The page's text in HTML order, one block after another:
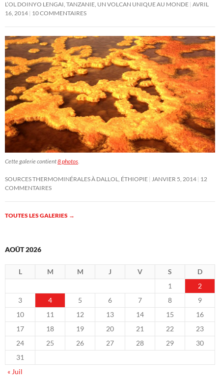
L’OL DOINYO LENGAI, TANZANIE, UN VOLCAN UNIQUE AU MONDE AVRIL
16, 2014 10 COMMENTAIRES
Cette galerie contient8 photos.
SOURCES THERMOMINÉRALES À DALLOL, ÉTHIOPIE JANVIER 5, 2014 12
COMMENTAIRES
TOUTES LES GALERIES →
AOÛT 2026
L M M J V S
D
1
2
3
4 5 6 7 8
9
10
11 12 13 14 15
16
17
18 19 20 21 22
23
24
25 26 27 28 29
30
31
« Juil